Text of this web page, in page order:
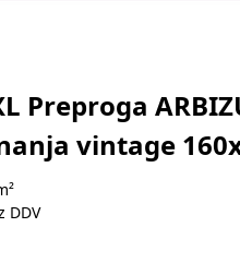
Preproga
vintage
DDV